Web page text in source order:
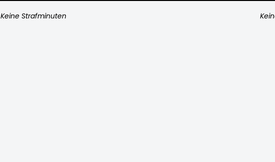
Keine Strafminuten